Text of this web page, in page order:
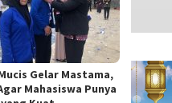
Gelar Mastama,
Mahasiswa Punya